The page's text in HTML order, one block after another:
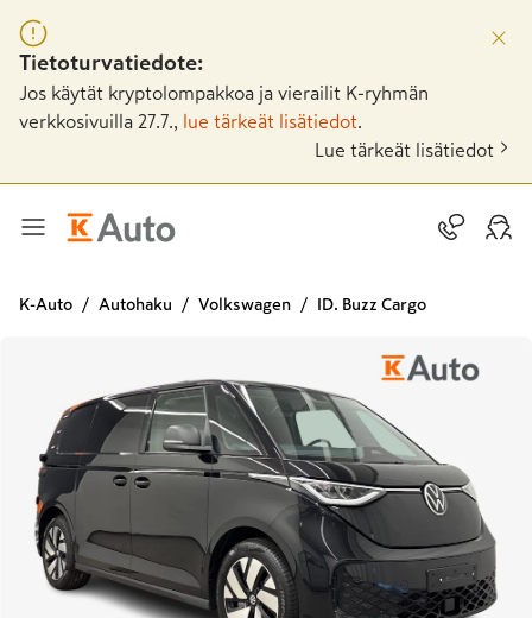
Tietoturvatiedote:
Jos käytät kryptolompakkoa ja vierailit K-ryhmän
verkkosivuilla 27.7.,
lue tärkeät lisätiedot
Lue tärkeät lisätiedot
K-Auto Autohaku Volkswagen ID. Buzz Cargo